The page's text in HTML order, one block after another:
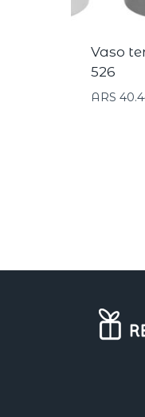
Vaso
526
ARS